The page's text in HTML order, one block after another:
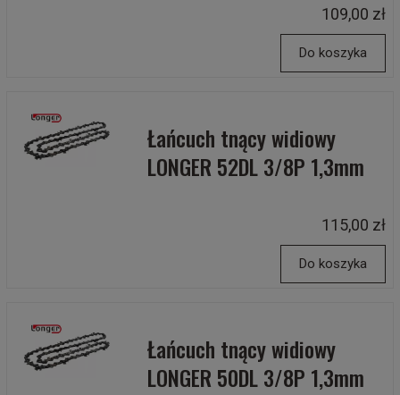
109,00 zł
Do koszyka
Łańcuch tnący widiowy
LONGER 52DL 3/8P 1,3mm
115,00 zł
Do koszyka
Łańcuch tnący widiowy
LONGER 50DL 3/8P 1,3mm